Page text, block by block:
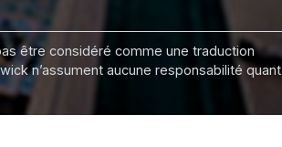
être considéré comme une traduction
n’assument aucune responsabilité quant